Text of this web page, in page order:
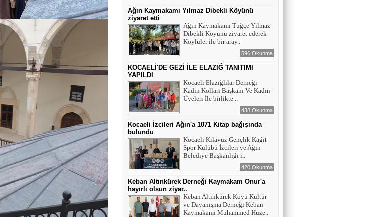
YAZAR-ŞAİR MİRAÇ DOĞAN
Mavi Işık İnsanları
EĞİTİMCİ-YAZAR TUNER
ENGELLİ İNSANLARIN ENGELLİ
YERİNE FAZLA BAKMAK
EĞİTİMCİ - YAZAR : MİDRAN YOKUŞ
DİKİLİ TAŞLAR - 8
Ağın Kaymakamı Yılmaz Dibekli Köyünü
ziyaret etti
Ağın Kaymakamı Tuğçe Yılmaz
Dibekli Köyünü ziyaret ederek
Köylüler ile bir aray..
596 Okunma
KOCAELİ'DE GEZİ İLE ELAZIĞ TANITIMI
YAPILDI
Kocaeli Elazığlılar Derneği
Kadın Kolları Başkanı Ve Kadın
Üyeleri İle birlikte ..
438 Okunma
Kocaeli İzcileri Ağın'a 1071 Kitap bağışında
bulundu
Kocaeli Kılavuz Gençlik Kağıt
Spor Kulübü İzcileri ve Ağın
Belediye Başkanlığı i..
420 Okunma
Keban Altınkürek Derneği Kaymakam Onur'a
hayırlı olsun ziyar..
Keban Altınkürek Köyü Kültür
ve Dayanışma Derneği Keban
Kaymakamı Muhammed Huze..